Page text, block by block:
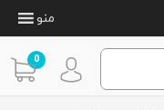
0
منو